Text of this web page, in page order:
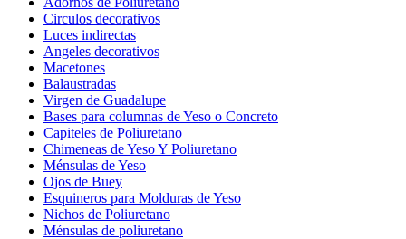
Circulos decorativos
Luces indirectas
Angeles decorativos
Macetones
Balaustradas
Virgen de Guadalupe
Bases para columnas de Yeso o Concreto
Capiteles de Poliuretano
Chimeneas de Yeso Y Poliuretano
Ménsulas de Yeso
Ojos de Buey
Esquineros para Molduras de Yeso
Nichos de Poliuretano
Ménsulas de poliuretano